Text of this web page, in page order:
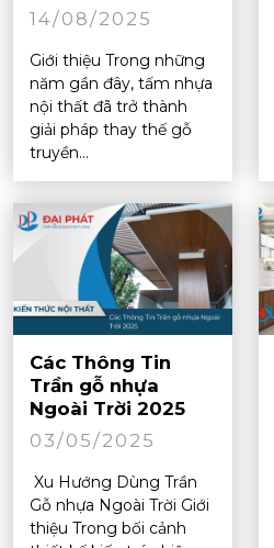
14/08/2025
Giới thiệu Trong những
năm gần đây, tấm nhựa
nội thất đã trở thành
giải pháp thay thế gỗ
truyền...
Các Thông Tin
Trần gỗ nhựa
Ngoài Trời 2025
03/05/2025
Xu Hướng Dùng Trần
Gỗ nhựa Ngoài Trời Giới
thiệu Trong bối cảnh